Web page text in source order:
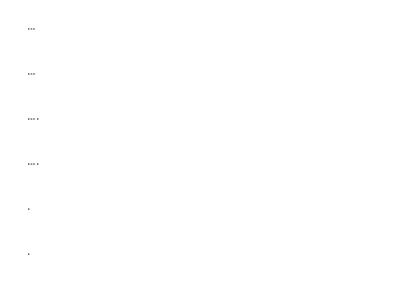
…
…
….
….
.
.